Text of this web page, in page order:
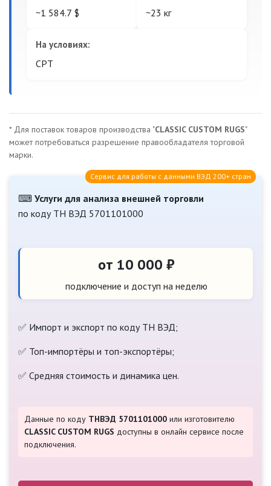
~1 584.7 $ ~23 кг
На условиях:
CPT
* Для поставок товаров производства "CLASSIC CUSTOM RUGS"
может потребоваться разрешение правообладателя торговой
марки.
⌨ Услуги для анализа внешней торговли
по коду ТН ВЭД 5701101000
Сервис для работы с данными ВЭД 200+ стран
от 10 000 ₽
подключение и доступ на неделю
✅ Импорт и экспорт по коду ТН ВЭД;
✅ Топ-импортёры и топ-экспортёры;
✅ Средняя стоимость и динамика цен.
Данные по коду ТНВЭД 5701101000 или изготовителю
CLASSIC CUSTOM RUGS доступны в онлайн сервисе после
подключения.